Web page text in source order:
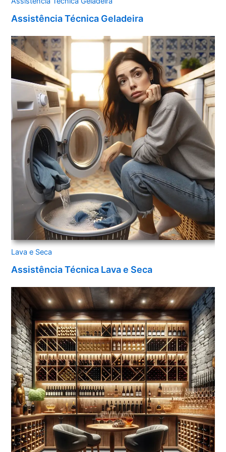
Assistência Técnica Geladeira
Lava e Seca
Assistência Técnica Lava e Seca